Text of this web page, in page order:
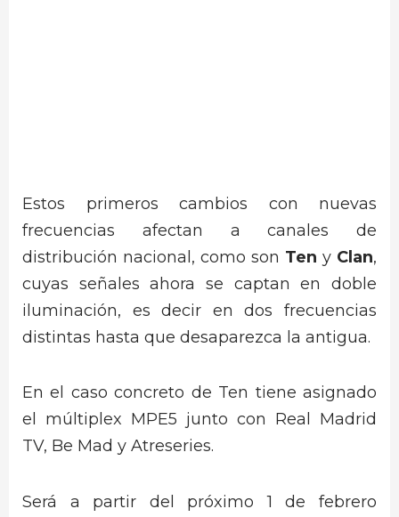
Estos primeros cambios con nuevas
frecuencias afectan a canales de
distribución nacional, como son Ten y Clan,
cuyas señales ahora se captan en doble
iluminación, es decir en dos frecuencias
distintas hasta que desaparezca la antigua.
En el caso concreto de Ten tiene asignado
el múltiplex MPE5 junto con Real Madrid
TV, Be Mad y Atreseries.
Será a partir del próximo 1 de febrero